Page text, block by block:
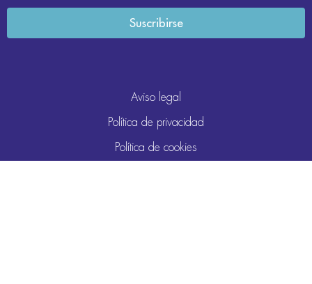
Aviso legal
Política de privacidad
Política de cookies